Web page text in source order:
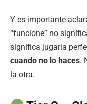
Y es importante
“funcione” no
significa jugarla
cuando no lo haces.
la otra.